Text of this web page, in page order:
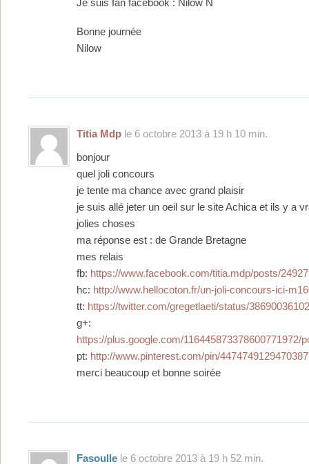
Je suis fan facebook : Nilow N
Bonne journée
Nilow
Titia Mdp le 6 octobre 2013 à 19 h 10 min.
bonjour
quel joli concours
je tente ma chance avec grand plaisir
je suis allé jeter un oeil sur le site Achica et ils y a
jolies choses
ma réponse est : de Grande Bretagne
mes relais
fb: https://www.facebook.com/titia.mdp/posts/
hc: http://www.hellocoton.fr/un-joli-concours-ici-
tt: https://twitter.com/gregetlaeti/status/
g+:
https://plus.google.com/116445873378600771972/
pt: http://www.pinterest.com/pin/
merci beaucoup et bonne soirée
Fasoulle le 6 octobre 2013 à 19 h 52 min.